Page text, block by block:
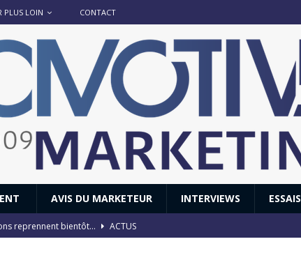
PLUS LOIN CONTACT
AVIS DU MARKETEUR INTERVIEWS ESSAIS
reprennent bientôt…
ACTUS